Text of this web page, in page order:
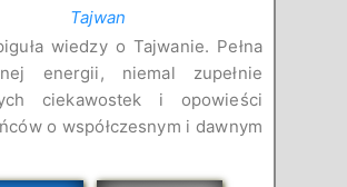
Tajwan
wiedzy o Tajwanie. Pełna
energii, niemal zupełnie
ciekawostek i opowieści
o współczesnym i dawnym